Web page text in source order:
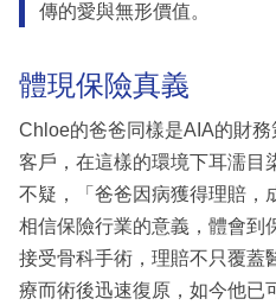
傳的愛與無形價值。
體現保險真義
Chloe的爸爸同樣是AIA的財
客戶，在這樣的環境下耳濡目
不疑，「爸爸因病獲得理賠，
相信保險行業的意義，體會到
接受骨科手術，理賠不只覆蓋
療而術後迅速復原，如今他已